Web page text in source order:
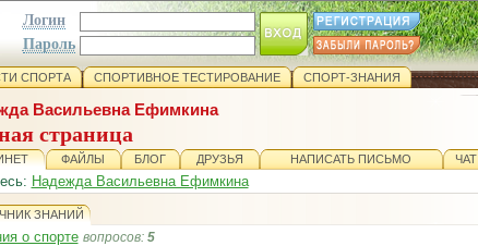
Логин
Пароль
СПОРТА СПОРТИВНОЕ ТЕСТИРОВАНИЕ СПОРТ-ЗНАНИЯ
Васильевна Ефимкина
страница
ФАЙЛЫ БЛОГ ДРУЗЬЯ НАПИСАТЬ ПИСЬМО ЧАТ
Надежда Васильевна Ефимкина
ЗНАНИЙ
о спорте вопросов: 5